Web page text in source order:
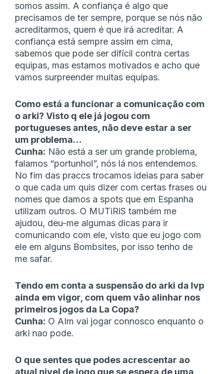
somos assim. A confiança é algo que
precisamos de ter sempre, porque se nós não
acreditarmos, quem é que irá acreditar. A
confiança está sempre assim em cima,
sabemos que pode ser difícil contra certas
equipas, mas estamos motivados e acho que
vamos surpreender muitas equipas.
Como está a funcionar a comunicação com
o arki? Visto q ele já jogou com
portugueses antes, não deve estar a ser
um problema…
Cunha: Não está a ser um grande problema,
falamos “portunhol”, nós lá nos entendemos.
No fim das praccs trocamos ideias para saber
o que cada um quis dizer com certas frases ou
nomes que damos a spots que em Espanha
utilizam outros. O MUTiRiS também me
ajudou, deu-me algumas dicas para ir
comunicando com ele, visto que eu jogo com
ele em alguns Bombsites, por isso tenho de
me safar.
Tendo em conta a suspensão do arki da lvp
ainda em vigor, com quem vão alinhar nos
primeiros jogos da La Copa?
Cunha: O AIm vai jogar connosco enquanto o
arki nao pode.
O que sentes que podes acrescentar ao
atual nivel de jogo que se espera de uma